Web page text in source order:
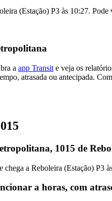
(Estação) P3 às 10:27.
a app Transit e veja os
atrasada ou antecipada.
1015 de
a Reboleira (Estação)
a horas, com